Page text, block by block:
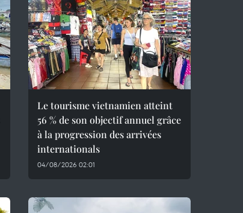
Le tourisme vietnamien atteint
56 % de son objectif annuel grâce
à la progression des arrivées
internationals
04/08/2026 02:01